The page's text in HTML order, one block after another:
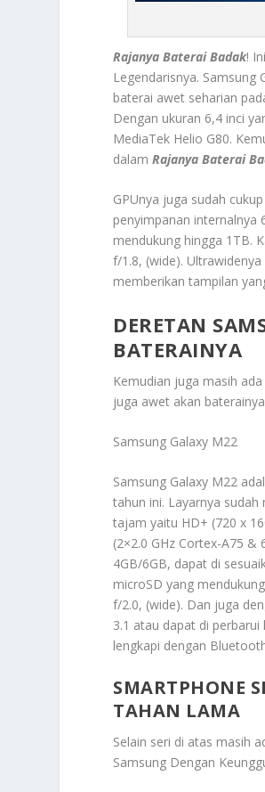
Rajanya Baterai Badak!
Legendarisnya. Samsung
baterai awet seharian
Dengan ukuran 6,4 inci
MediaTek Helio G80.
dalamRajanya Baterai
GPUnya juga sudah
penyimpanan internalnya
mendukung hingga 1TB.
f/1.8, (wide).
memberikan tampilan
DERETAN
BATERAINYA
Kemudian juga masih ada
juga awet akan
Samsung Galaxy M22
Samsung Galaxy M22
tahun ini. Layarnya
tajam yaitu HD+ (720 x
(2×2.0 GHz Cortex-A75 &
4GB/6GB, dapat di
microSD yang
f/2.0, (wide). Dan juga
3.1 atau dapat di
lengkapi dengan
SMARTPHONE
TAHAN LAMA
Selain seri di atas masih
Samsung Dengan